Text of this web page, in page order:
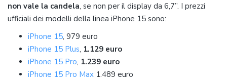
non vale la candela, se non per il display da 6,7”. I prezzi
ufficiali dei modelli della linea iPhone 15 sono:
iPhone 15, 979 euro
iPhone 15 Plus, 1.129 euro
iPhone 15 Pro, 1.239 euro
iPhone 15 Pro Max 1.489 euro